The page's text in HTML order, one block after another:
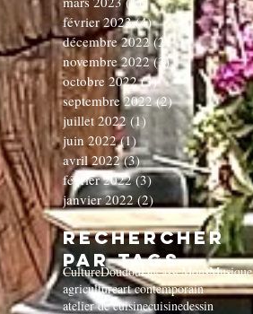
février 2023 (4)4 posts
décembre 2022 (2)2 posts
novembre 2022 (3)3 posts
octobre 2022 (3)3 posts
septembre 2022 (2)2 posts
juillet 2022 (1) 1 post
juin 2022 (1)1 post
avril 2022 (3)3 posts
février 2022 (3)3 posts
janvier 2022 (2)2 posts
Rechercher
par Tags
CultureDoudouDucasseMonsMusique
agricultureart contemporain
atelier de cuisinecuisinedessin